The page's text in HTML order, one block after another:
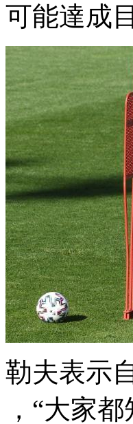
可能達成目
勒夫表示
，“大家